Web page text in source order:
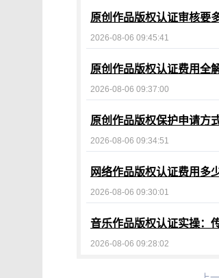
原创作品版权认证审核要
2026-08-06 09:45:41
原创作品版权认证费用全
2026-08-06 09:37:00
原创作品版权保护申请方
2026-08-06 09:34:51
网络作品版权认证费用多
2026-08-06 09:30:01
音乐作品版权认证实操：
2026-08-06 09:28:02